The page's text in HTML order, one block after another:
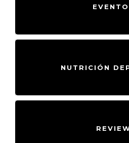
NUTRICIÓN